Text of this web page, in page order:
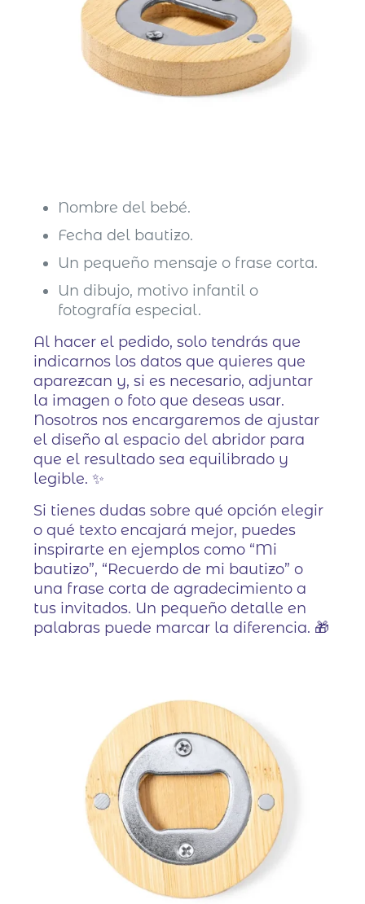
Nombre del bebé.
Fecha del bautizo.
Un pequeño mensaje o frase corta.
Un dibujo, motivo infantil o
fotografía especial.
Al hacer el pedido, solo tendrás que
indicarnos los datos que quieres que
aparezcan y, si es necesario, adjuntar
la imagen o foto que deseas usar.
Nosotros nos encargaremos de ajustar
el diseño al espacio del abridor para
que el resultado sea equilibrado y
legible. ✨
Si tienes dudas sobre qué opción elegir
o qué texto encajará mejor, puedes
inspirarte en ejemplos como “Mi
bautizo”, “Recuerdo de mi bautizo” o
una frase corta de agradecimiento a
tus invitados. Un pequeño detalle en
palabras puede marcar la diferencia. 🎁